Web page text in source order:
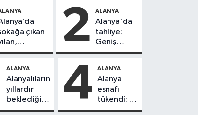
çıkan
2 ALANYA
Alanya'da
tahliye:
Geniş
güvenlik
alındı
ALANYA
Alanyalıların
yıllardır
beklediği
yol askıdan
4 ALANYA
Alanya
esnafı
tükendi: 1
ayda 150